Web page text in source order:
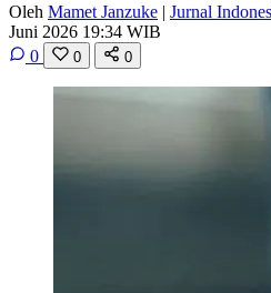
Oleh Mamet Janzuke | Jurnal
Juni 2026 19:34 WIB
0
0 0